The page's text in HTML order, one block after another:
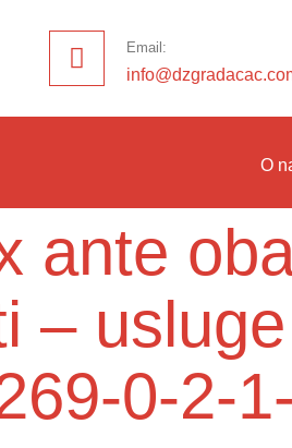
Email:
O
ante
–
0-2-